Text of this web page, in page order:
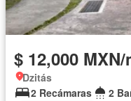
$ 12,000
Dzitás
2 Recámaras
2